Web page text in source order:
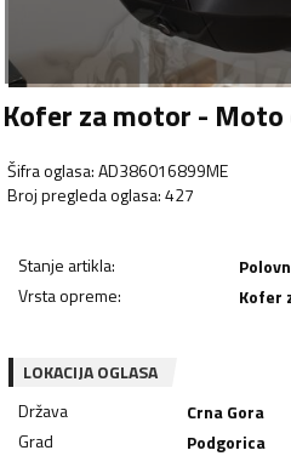
Kofer za motor -
Šifra oglasa:AD386016899ME
Broj pregleda oglasa:427
Stanje artikla:
Vrsta opreme: Kofer
LOKACIJA OGLASA
Država
Crna Gora
Grad
Podgorica